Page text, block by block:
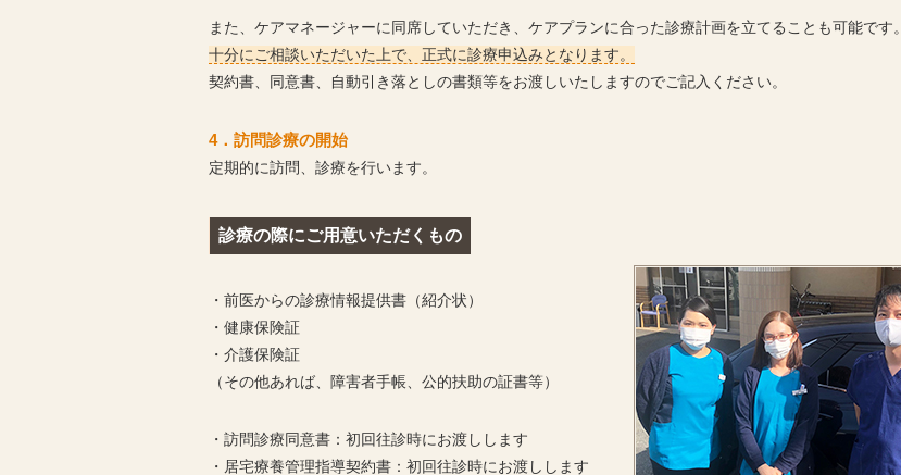
また、ケアマネージャーに同席していただき、ケアプランに合った診療計画を立てることも可能です。
十分にご相談いただいた上で、正式に診療申込みとなります。
契約書、同意書、自動引き落としの書類等をお渡しいたしますのでご記入ください。
4．訪問診療の開始
定期的に訪問、診療を行います。
診療の際にご用意いただくもの
・前医からの診療情報提供書（紹介状）
・健康保険証
・介護保険証
（その他あれば、障害者手帳、公的扶助の証書等）
・訪問診療同意書：初回往診時にお渡しします
・居宅療養管理指導契約書：初回往診時にお渡しします